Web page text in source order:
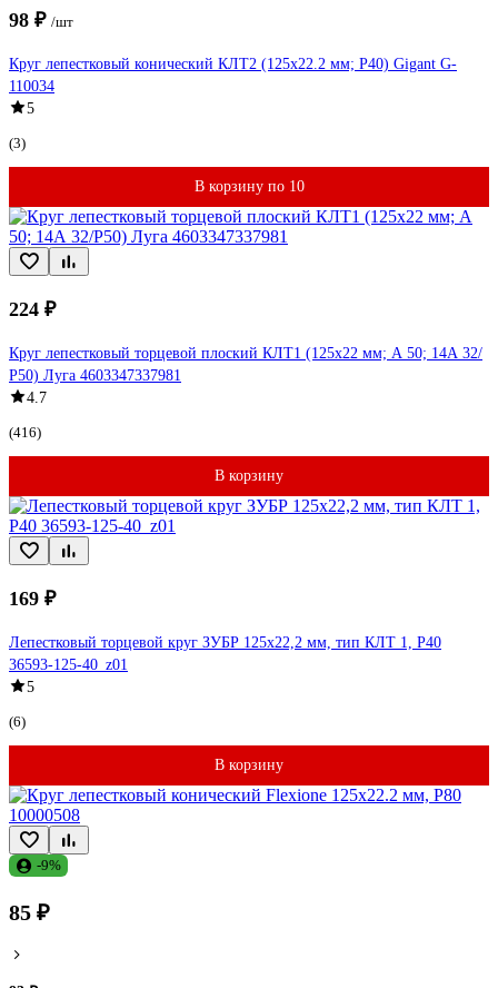
98 ₽ /шт
Круг лепестковый конический КЛТ2 (125x22.2 мм; P40) Gigant G-
110034
5
(3)
В корзину по 10
224 ₽
Круг лепестковый торцевой плоский КЛТ1 (125х22 мм; А 50; 14А 32/
Р50) Луга 4603347337981
4.7
(416)
В корзину
169 ₽
Лепестковый торцевой круг ЗУБР 125x22,2 мм, тип КЛТ 1, P40
36593-125-40_z01
5
(6)
В корзину
-9%
85 ₽